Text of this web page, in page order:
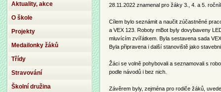
28.11.2022 znamenal pro žáky 3., 4. a 5.
Cílem bylo seznámit a naučit zúčastněné
a VEX 123. Roboty mBot byly dovybaveny
mluvícím zvířátkem. Byla sestavena sada
Byla připravena i další stanoviště jako
Žáci se volně pohybovali a seznamovali s
podle návodů i bez nich.
Závěrem byly, zejména pro rodiče žáků,
Aktuality, akce
O škole
Projekty
Medailonky žáků
Třídy
Stravování
Školní družina